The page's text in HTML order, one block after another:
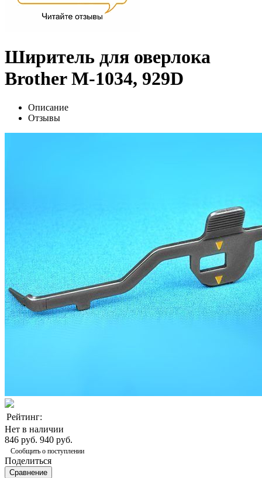
Ширитель для оверлока
Brother M-1034, 929D
Описание
Отзывы
Рейтинг:
Нет в наличии
846 руб. 940 руб.
Сообщить о поступлении
Поделиться
Сравнение